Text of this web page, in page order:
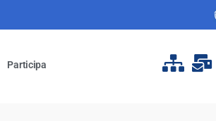
Participa